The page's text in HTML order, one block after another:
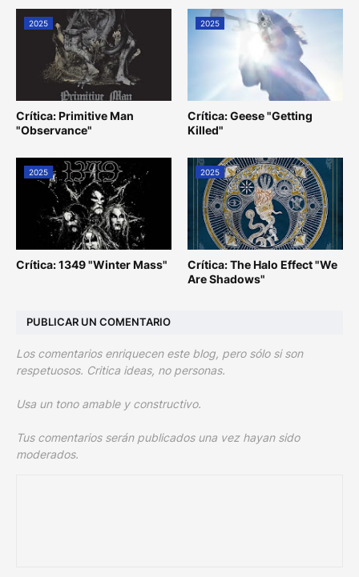
2025
Crítica: Primitive Man
"Observance"
2025
Crítica: Geese "Getting
Killed"
2025
Crítica: 1349 "Winter Mass"
2025
Crítica: The Halo Effect "We
Are Shadows"
PUBLICAR UN COMENTARIO
Los comentarios enriquecen este blog, pero sólo si son
respetuosos. Critica ideas, no personas.
Usa un tono amable y constructivo.
Tus comentarios serán publicados una vez hayan sido
moderados.